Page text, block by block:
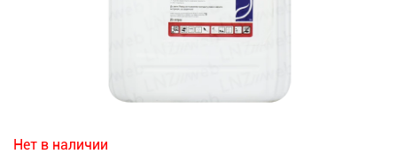
Нет в наличии